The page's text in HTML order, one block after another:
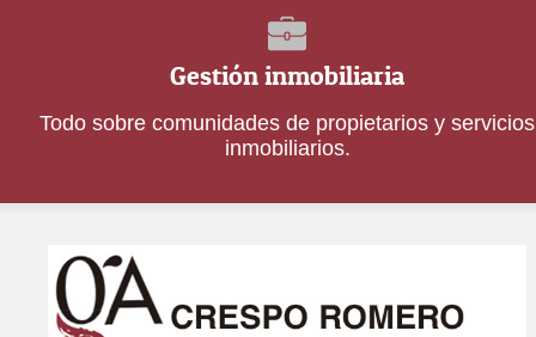
Gestión inmobiliaria
Todo sobre comunidades de propietarios y servicios
inmobiliarios.